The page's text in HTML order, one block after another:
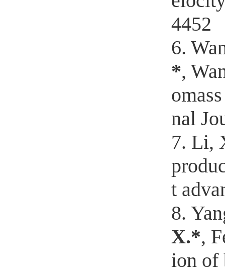
4452
6.
*,
nal
7. Li,
t
8.
X.*,
ion of